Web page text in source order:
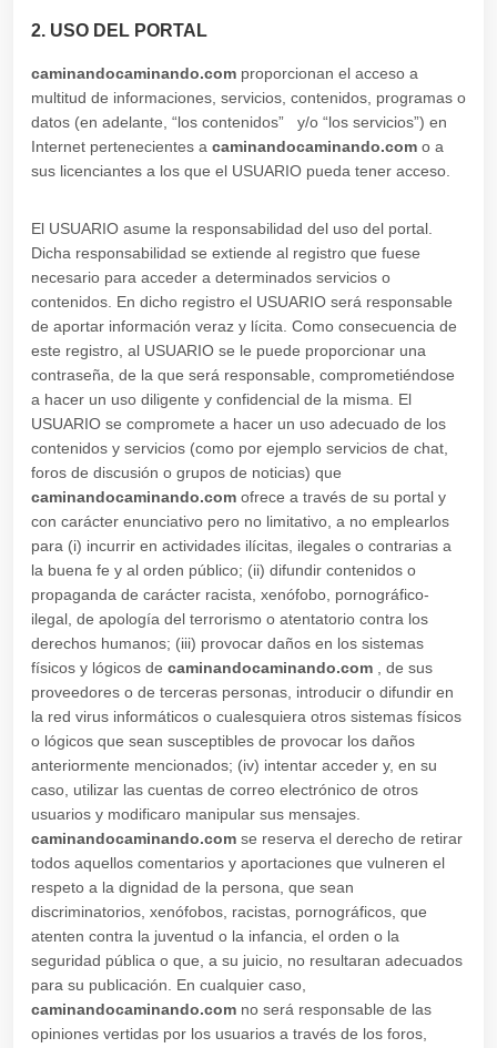
2. USO DEL PORTAL
caminandocaminando.com proporcionan el acceso a
multitud de informaciones, servicios, contenidos, programas o
datos (en adelante, “los contenidos” y/o “los servicios”) en
Internet pertenecientes a caminandocaminando.com o a
sus licenciantes a los que el USUARIO pueda tener acceso.
El USUARIO asume la responsabilidad del uso del portal.
Dicha responsabilidad se extiende al registro que fuese
necesario para acceder a determinados servicios o
contenidos. En dicho registro el USUARIO será responsable
de aportar información veraz y lícita. Como consecuencia de
este registro, al USUARIO se le puede proporcionar una
contraseña, de la que será responsable, comprometiéndose
a hacer un uso diligente y confidencial de la misma. El
USUARIO se compromete a hacer un uso adecuado de los
contenidos y servicios (como por ejemplo servicios de chat,
foros de discusión o grupos de noticias) que
caminandocaminando.com ofrece a través de su portal y
con carácter enunciativo pero no limitativo, a no emplearlos
para (i) incurrir en actividades ilícitas, ilegales o contrarias a
la buena fe y al orden público; (ii) difundir contenidos o
propaganda de carácter racista, xenófobo, pornográfico-
ilegal, de apología del terrorismo o atentatorio contra los
derechos humanos; (iii) provocar daños en los sistemas
físicos y lógicos de caminandocaminando.com , de sus
proveedores o de terceras personas, introducir o difundir en
la red virus informáticos o cualesquiera otros sistemas físicos
o lógicos que sean susceptibles de provocar los daños
anteriormente mencionados; (iv) intentar acceder y, en su
caso, utilizar las cuentas de correo electrónico de otros
usuarios y modificaro manipular sus mensajes.
caminandocaminando.com se reserva el derecho de retirar
todos aquellos comentarios y aportaciones que vulneren el
respeto a la dignidad de la persona, que sean
discriminatorios, xenófobos, racistas, pornográficos, que
atenten contra la juventud o la infancia, el orden o la
seguridad pública o que, a su juicio, no resultaran adecuados
para su publicación. En cualquier caso,
caminandocaminando.com no será responsable de las
opiniones vertidas por los usuarios a través de los foros,